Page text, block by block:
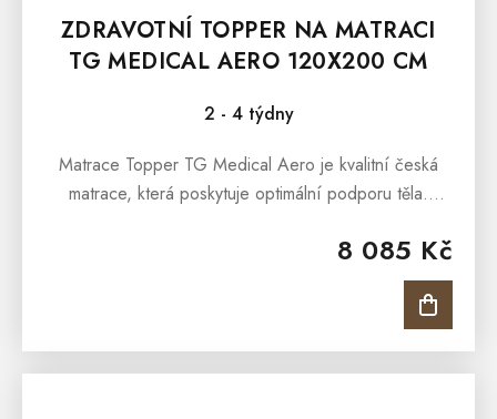
ZDRAVOTNÍ TOPPER NA MATRACI
TG MEDICAL AERO 120X200 CM
2 - 4 týdny
8 085 Kč
Matrace Topper TG Medical Aero je kvalitní česká
matrace, která poskytuje optimální podporu těla.